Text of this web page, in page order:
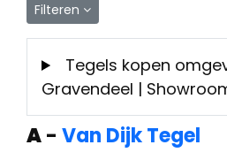
Filteren
Tegels kopen
Gravendeel |
A- Van Dijk Tegel